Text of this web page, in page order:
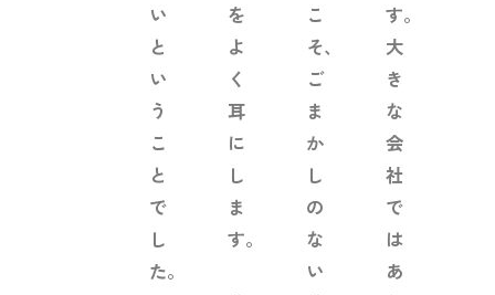
い
と
い
う
こ
と
で
し
た。
を
よ
く
耳
に
し
ま
す。
こ
そ、
ご
ま
か
し
の
な
い
す。
大
き
な
会
社
で
は
あ